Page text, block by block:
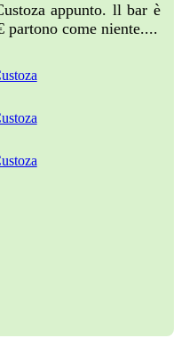
appunto. ll bar è
partono come niente....